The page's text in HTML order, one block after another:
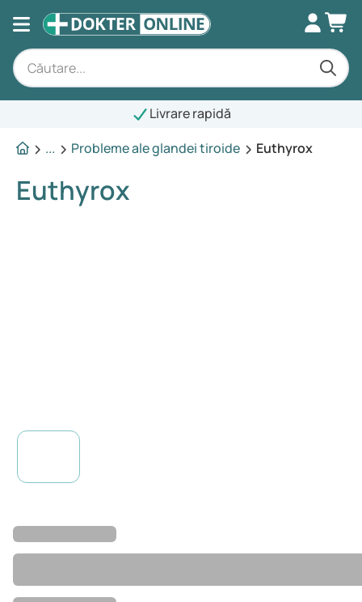
Livrare rapidă
...
Probleme ale glandei tiroide Euthyrox
Euthyrox